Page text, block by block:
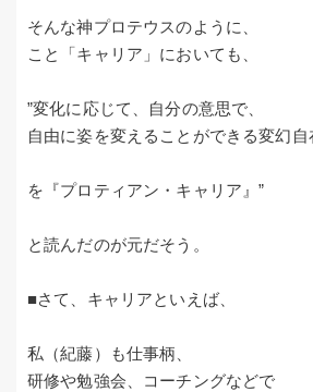
そんな神プロテウスのように、
こと「キャリア」においても、
”変化に応じて、自分の意思で、
自由に姿を変えることができる変幻
を『プロティアン・キャリア』”
と読んだのが元だそう。
■さて、キャリアといえば、
私（紀藤）も仕事柄、
研修や勉強会、コーチングなどで